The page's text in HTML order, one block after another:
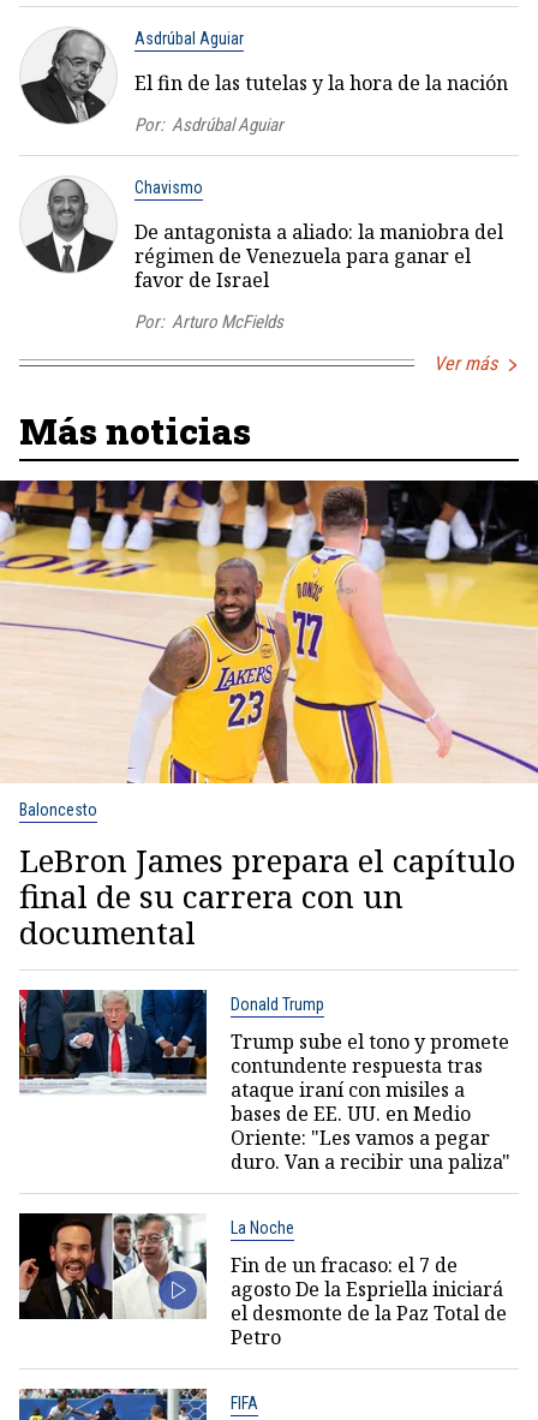
Asdrúbal Aguiar
El fin de las tutelas y la hora de la nación
Por: Asdrúbal Aguiar
Chavismo
De antagonista a aliado: la maniobra del
régimen de Venezuela para ganar el
favor de Israel
Por: Arturo McFields
Ver más
Más noticias
Baloncesto
LeBron James prepara el capítulo
final de su carrera con un
documental
Donald Trump
Trump sube el tono y promete
contundente respuesta tras
ataque iraní con misiles a
bases de EE. UU. en Medio
Oriente: "Les vamos a pegar
duro. Van a recibir una paliza"
La Noche
Fin de un fracaso: el 7 de
agosto De la Espriella iniciará
el desmonte de la Paz Total de
Petro
FIFA